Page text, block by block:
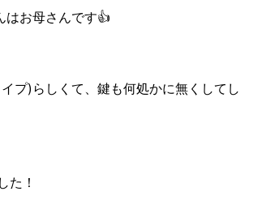
はお母さんです👍️
プ)らしくて、鍵も何処かに無くしてし
た！